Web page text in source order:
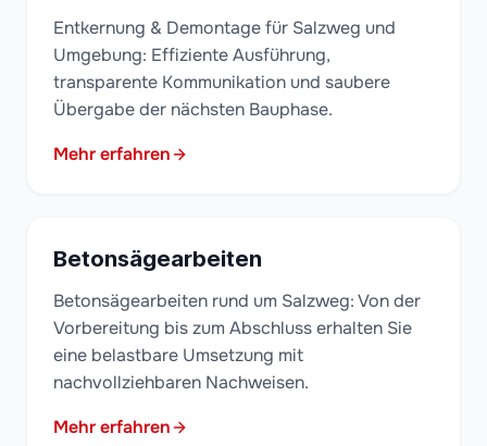
Entkernung & Demontage für Salzweg und
Umgebung: Effiziente Ausführung,
transparente Kommunikation und saubere
Übergabe der nächsten Bauphase.
Mehr erfahren
Betonsägearbeiten
Betonsägearbeiten rund um Salzweg: Von der
Vorbereitung bis zum Abschluss erhalten Sie
eine belastbare Umsetzung mit
nachvollziehbaren Nachweisen.
Mehr erfahren